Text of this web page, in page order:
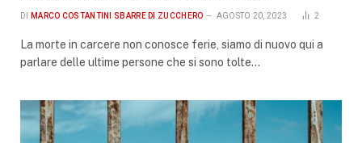
DI MARCO COSTANTINI SBARRE DI ZUCCHERO AGOSTO 20, 2023 2
La morte in carcere non conosce ferie, siamo di nuovo qui a
parlare delle ultime persone che si sono tolte…